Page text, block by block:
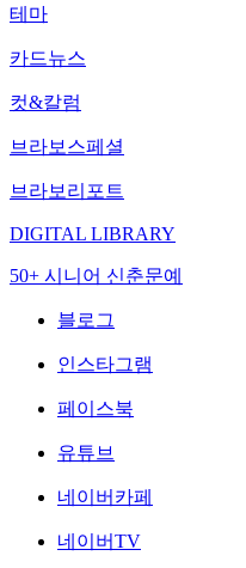
테마
카드뉴스
컷&칼럼
브라보스페셜
브라보리포트
DIGITAL LIBRARY
50+ 시니어 신춘문예
블로그
인스타그램
페이스북
유튜브
네이버카페
네이버TV